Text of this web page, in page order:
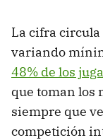
La cifra circula
variando
48% de los
que toman los
siempre que
competición